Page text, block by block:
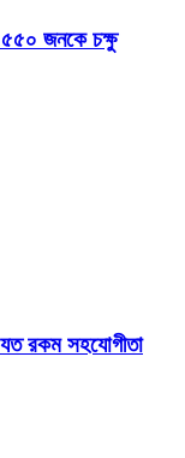
৫৫০ জনকে চক্ষু
রকম সহযোগীতা